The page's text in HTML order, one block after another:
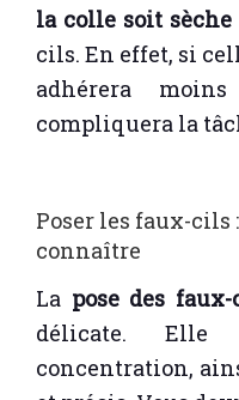
la colle soit sèche
cils. En effet, si
adhérera
compliquera la
Poser les faux-cils
connaître
La pose des
délicate. Elle
concentration,